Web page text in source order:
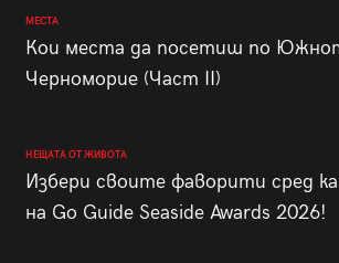
МЕСТА
Кои места да посетиш по
Черноморие (Част II)
НЕЩАТА ОТ ЖИВОТА
Избери своите фаворити сред
на Go Guide Seaside Awards 2026!